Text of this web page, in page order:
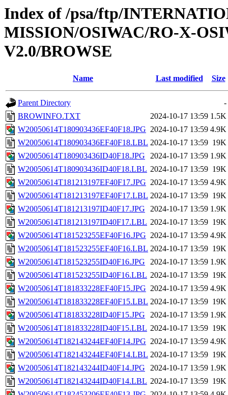
Index of /psa/ftp/
MISSION/OSIWAC/RO-X-
V2.0/BROWSE
Name Last modified Size
Parent Directory
-
BROWINFO.TXT
2024-10-17 13:59 1.5K
W20050614T180903436EF40F18.JPG 2024-10-17 13:59 4.9K
W20050614T180903436EF40F18.LBL 2024-10-17 13:59 19K
W20050614T180903436ID40F18.JPG
2024-10-17 13:59 1.9K
W20050614T180903436ID40F18.LBL 2024-10-17 13:59 19K
W20050614T181213197EF40F17.JPG 2024-10-17 13:59 4.9K
W20050614T181213197EF40F17.LBL 2024-10-17 13:59 19K
W20050614T181213197ID40F17.JPG
2024-10-17 13:59 1.9K
W20050614T181213197ID40F17.LBL 2024-10-17 13:59 19K
W20050614T181523255EF40F16.JPG 2024-10-17 13:59 4.9K
W20050614T181523255EF40F16.LBL 2024-10-17 13:59 19K
W20050614T181523255ID40F16.JPG
2024-10-17 13:59 1.9K
W20050614T181523255ID40F16.LBL 2024-10-17 13:59 19K
W20050614T181833228EF40F15.JPG 2024-10-17 13:59 4.9K
W20050614T181833228EF40F15.LBL 2024-10-17 13:59 19K
W20050614T181833228ID40F15.JPG
2024-10-17 13:59 1.9K
W20050614T181833228ID40F15.LBL 2024-10-17 13:59 19K
W20050614T182143244EF40F14.JPG 2024-10-17 13:59 4.9K
W20050614T182143244EF40F14.LBL 2024-10-17 13:59 19K
W20050614T182143244ID40F14.JPG
2024-10-17 13:59 1.9K
W20050614T182143244ID40F14.LBL 2024-10-17 13:59 19K